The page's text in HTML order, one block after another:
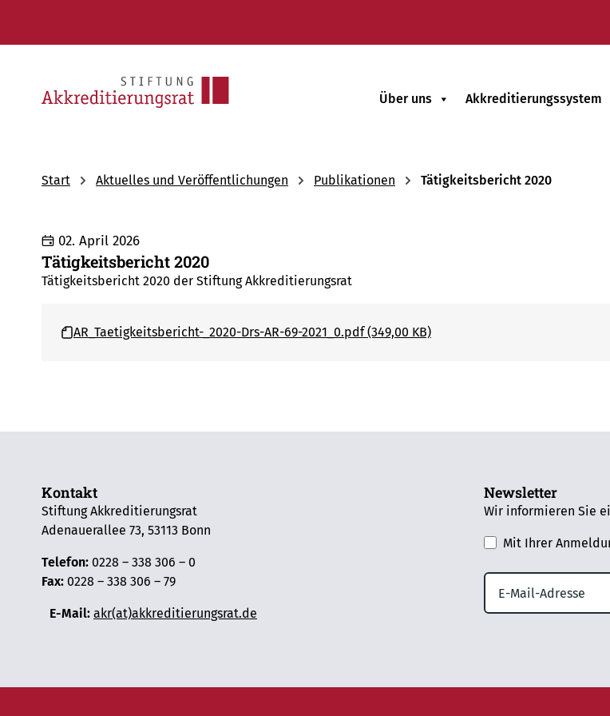
Über uns Akkreditierungssystem
Start Aktuelles und Veröffentlichungen Publikationen Tätigkeitsbericht 2020
02. April 2026
Tätigkeitsbericht 2020
Tätigkeitsbericht 2020 der Stiftung Akkreditierungsrat
AR_Taetigkeitsbericht-_2020-Drs-AR-69-2021_0.pdf (349,00 KB)
Kontakt
Stiftung Akkreditierungsrat
Adenauerallee 73, 53113 Bonn
Telefon: 0228 – 338 306 – 0
Fax: 0228 – 338 306 – 79
E-Mail: akr(at)akkreditierungsrat.de
Newsletter
Wir informieren Sie
Mit Ihrer